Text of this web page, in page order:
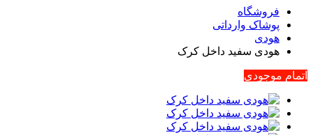
فروشگاه
پوشاک وارداتی
هودی
هودی سفید داخل کرک
اتمام موجودی